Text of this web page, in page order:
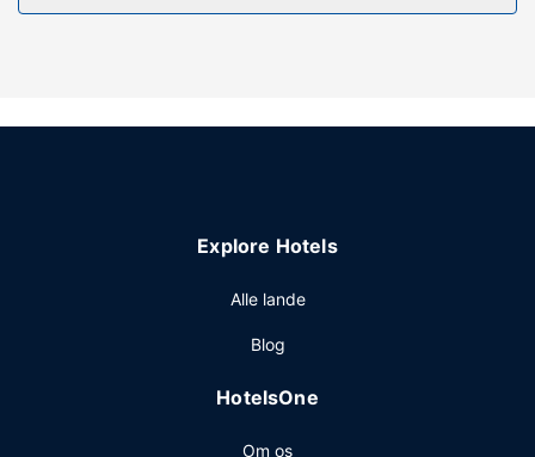
lobbyen.
renseri/vaskeservice, en flersproget medarbejderstab og
Explore Hotels
Alle lande
Blog
HotelsOne
Om os